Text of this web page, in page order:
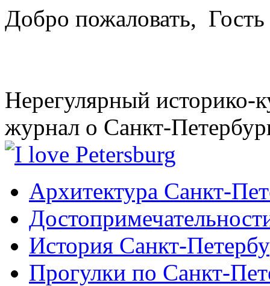
Добро пожаловать, Гость
Нерегулярный историко-
журнал о Санкт-
Архитектура Санкт-
История Санкт-
Прогулки по Санкт-